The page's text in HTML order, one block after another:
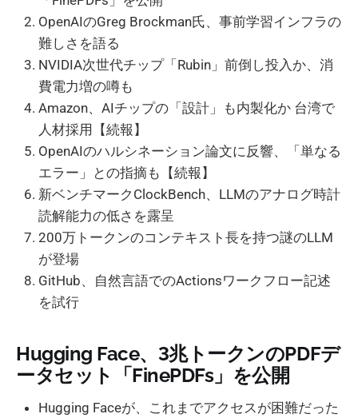
OpenAIのGreg Brockman氏、事前学習インフラの
難しさを語る
NVIDIA次世代チップ「Rubin」前倒し投入か、消
費電力増の噂も
Amazon、AIチップの「設計」も内製化か 台湾で
人材採用【続報】
OpenAIのハルシネーション論文に反響、「単なる
エラー」との指摘も【続報】
新ベンチマークClockBench、LLMのアナログ時計
読解能力の低さを露呈
200万トークンのコンテキスト長を持つ謎のLLM
が登場
GitHub、自然言語でのActionsワークフロー記述
を試行
Hugging Face、3兆トークンのPDFデ
ータセット「FinePDFs」を公開
Hugging Faceが、これまでアクセスが困難だった